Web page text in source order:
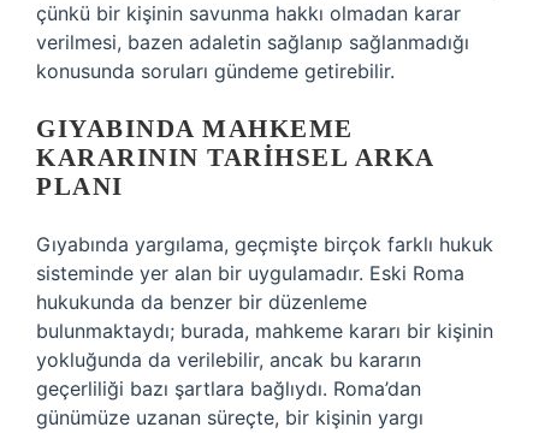
çünkü bir kişinin savunma hakkı olmadan karar
verilmesi, bazen adaletin sağlanıp sağlanmadığı
konusunda soruları gündeme getirebilir.
GIYABINDA MAHKEME
KARARININ TARIHSEL ARKA
PLANI
Gıyabında yargılama, geçmişte birçok farklı hukuk
sisteminde yer alan bir uygulamadır. Eski Roma
hukukunda da benzer bir düzenleme
bulunmaktaydı; burada, mahkeme kararı bir kişinin
yokluğunda da verilebilir, ancak bu kararın
geçerliliği bazı şartlara bağlıydı. Roma’dan
günümüze uzanan süreçte, bir kişinin yargı